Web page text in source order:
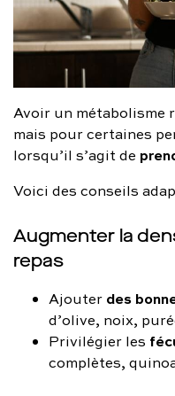
Avoir un métabolisme
mais pour certaines
lorsqu’il s’agit de
Voici des conseils
Augmenter la
repas
Ajouter des
d’olive, noix,
Privilégier les
complètes,